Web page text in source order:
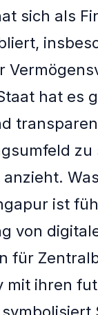
sich als
hat es
zu
ist
von
für
mit ihren